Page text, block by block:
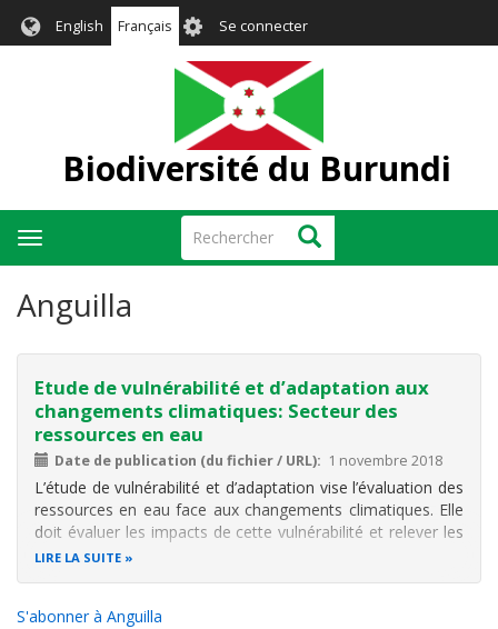
English Français User
account
menu
Se connecter
Biodiversité du Burundi
Rechercher Rechercher
Toggle
navigation
Anguilla
Etude de vulnérabilité et d’adaptation aux
changements climatiques: Secteur des
ressources en eau
Date de publication (du fichier / URL) 1 novembre 2018
L’étude de vulnérabilité et d’adaptation vise l’évaluation des
ressources en eau face aux changements climatiques. Elle
doit évaluer les impacts de cette vulnérabilité et relever les
incertitudes y afférentes. L’étude doit aussi définir les
LIRE LA SUITE
S'abonner à Anguilla